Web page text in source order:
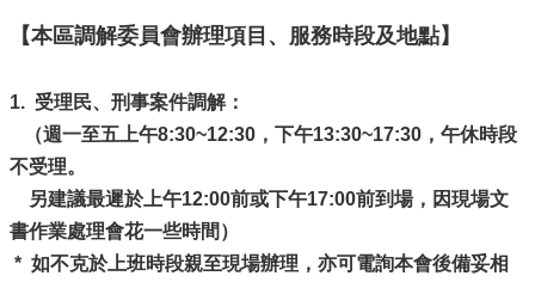
介
區
政
訊
申
請
案
【本區調解委員會辦理項目、服務時段及地點】
1. 受理民、刑事案件調解：
（週一至五上午8:30~12:30，下午13:30~17:30，午休時段
不受理。
另建議最遲於上午12:00前或下午17:00前到場，因現場文
書作業處理會花一些時間）
* 如不克於上班時段親至現場辦理，亦可電詢本會後備妥相